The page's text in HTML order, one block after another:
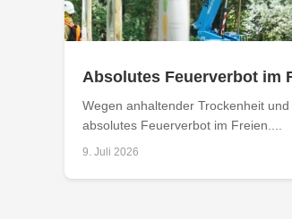
Absolutes Feuerverbot im
Wegen anhaltender Trockenheit
absolutes Feuerverbot im Freien....
9. Juli 2026